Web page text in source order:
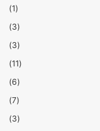
(1)
(3)
(3)
(11)
(6)
(7)
(3)